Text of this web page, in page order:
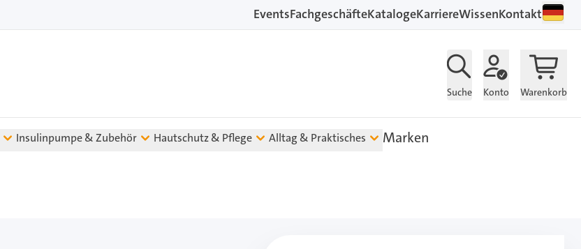
EventsFachgeschäfteKatalogeKarriereWissenKontakt
Suche Konto Warenkorb
Insulinpumpe & Zubehör Hautschutz & Pflege Alltag & Praktisches Marken